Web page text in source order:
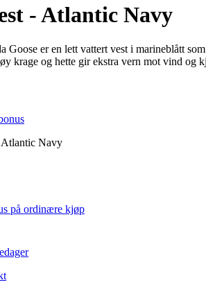
- Atlantic Navy
Goose er en lett vattert vest i marineblått
krage og hette gir ekstra vern mot vind og
Navy
på ordinære kjøp